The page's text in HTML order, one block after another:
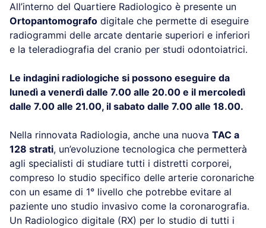
All’interno del Quartiere Radiologico è presente un
Ortopantomografo digitale che permette di eseguire
radiogrammi delle arcate dentarie superiori e inferiori
e la teleradiografia del cranio per studi odontoiatrici.
Le indagini radiologiche si possono eseguire da
lunedì a venerdì dalle 7.00 alle 20.00 e il mercoledì
dalle 7.00 alle 21.00, il sabato dalle 7.00 alle 18.00.
Nella rinnovata Radiologia, anche una nuova TAC a
128 strati, un’evoluzione tecnologica che permetterà
agli specialisti di studiare tutti i distretti corporei,
compreso lo studio specifico delle arterie coronariche
con un esame di 1° livello che potrebbe evitare al
paziente uno studio invasivo come la coronarografia.
Un Radiologico digitale (RX) per lo studio di tutti i